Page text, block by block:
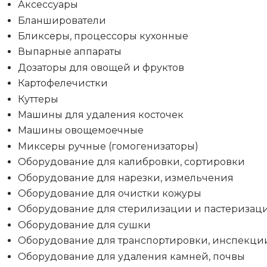
Аксессуары
Бланширователи
Бликсеры, процессоры кухонные
Выпарные аппараты
Дозаторы для овощей и фруктов
Картофелечистки
Куттеры
Машины для удаления косточек
Машины овощемоечные
Миксеры ручные (гомогенизаторы)
Оборудование для калибровки, сортировки
Оборудование для нарезки, измельчения
Оборудование для очистки кожуры
Оборудование для стерилизации и
Оборудование для сушки
Оборудование для транспортировки,
Оборудование для удаления камней, почвы